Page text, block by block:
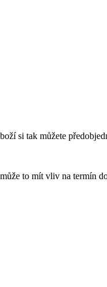
si tak můžete
to mít vliv na termín